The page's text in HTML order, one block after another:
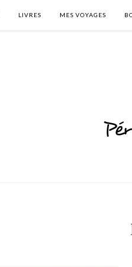
LIVRES MES VOYAGES